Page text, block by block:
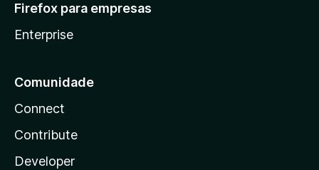
Firefox para empresas
Enterprise
Comunidade
Connect
Contribute
Developer